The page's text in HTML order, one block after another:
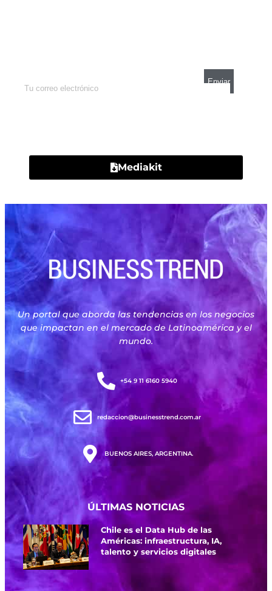
Mediakit
Un portal que aborda las tendencias en los negocios
que impactan en el mercado de Latinoamérica y el
mundo.
+54 9 11 6160 5940
redaccion@businesstrend.com.ar
BUENOS AIRES, ARGENTINA.
ÚLTIMAS NOTICIAS
Chile es el Data Hub de las
Américas: infraestructura, IA,
talento y servicios digitales